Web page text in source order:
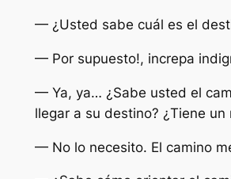
— ¿Usted sabe cuál es el
— Por supuesto!, increpa
— Ya, ya… ¿Sabe usted el
llegar a su destino? ¿Tiene un
— No lo necesito. El camino